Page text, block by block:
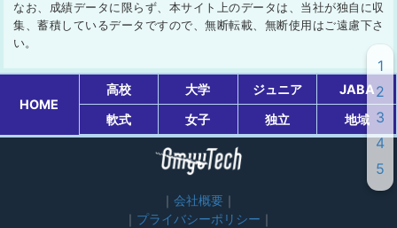
なお、成績データに限らず、本サイト上のデータは、当社が独自に収
集、蓄積しているデータですので、無断転載、無断使用はご遠慮下さ
い。
HOME
高校 大学 ジュニア
JABA
軟式
女子 独立 地域
会社概要
プライバシーポリシー
1
2
3
4
5